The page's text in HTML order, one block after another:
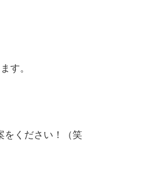
す。
をください！（笑